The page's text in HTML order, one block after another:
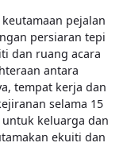
pejalan
persiaran tepi
dan ruang acara
antara
tempat kerja dan
selama 15
keluarga dan
ekuiti dan